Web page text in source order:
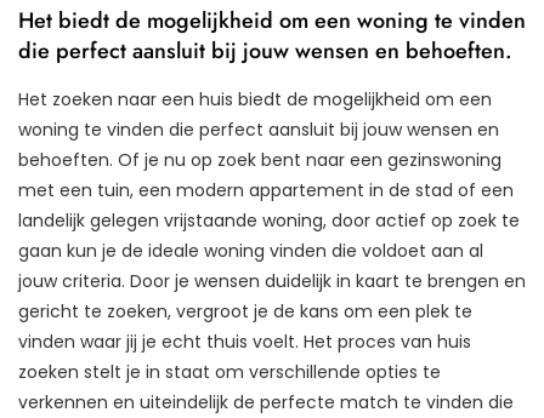
Het biedt de mogelijkheid om een woning te vinden
die perfect aansluit bij jouw wensen en behoeften.
Het zoeken naar een huis biedt de mogelijkheid om een
woning te vinden die perfect aansluit bij jouw wensen en
behoeften. Of je nu op zoek bent naar een gezinswoning
met een tuin, een modern appartement in de stad of een
landelijk gelegen vrijstaande woning, door actief op zoek te
gaan kun je de ideale woning vinden die voldoet aan al
jouw criteria. Door je wensen duidelijk in kaart te brengen en
gericht te zoeken, vergroot je de kans om een plek te
vinden waar jij je echt thuis voelt. Het proces van huis
zoeken stelt je in staat om verschillende opties te
verkennen en uiteindelijk de perfecte match te vinden die